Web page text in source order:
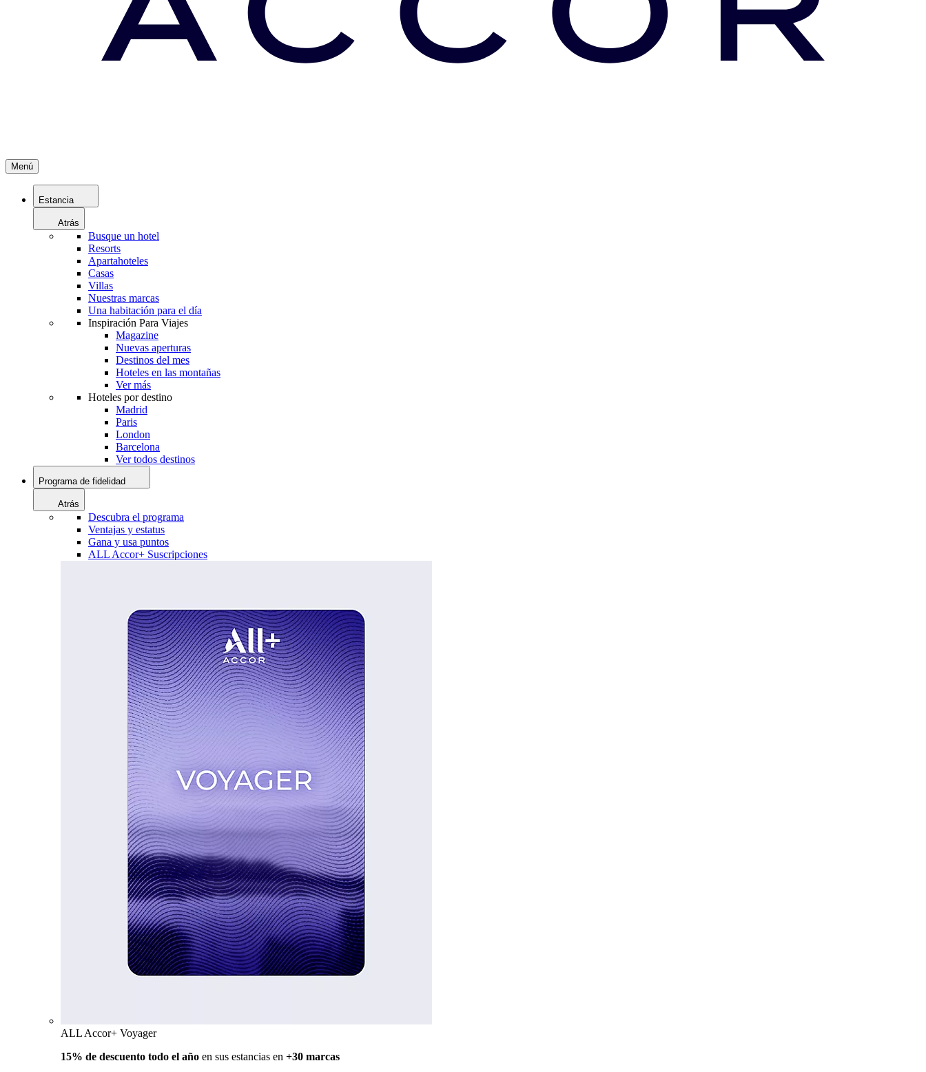
Menú
Estancia
Atrás
Busque un hotel
Resorts
Apartahoteles
Casas
Villas
Nuestras marcas
Una habitación para el día
Inspiración Para Viajes
Magazine
Nuevas aperturas
Destinos del mes
Hoteles en las montañas
Ver más
Hoteles por destino
Madrid
Paris
London
Barcelona
Ver todos destinos
Programa de fidelidad
Atrás
Descubra el programa
Ventajas y estatus
Gana y usa puntos
ALL Accor+ Suscripciones
ALL Accor+ Voyager
15% de descuento todo el año en sus estancias en +30 marcas